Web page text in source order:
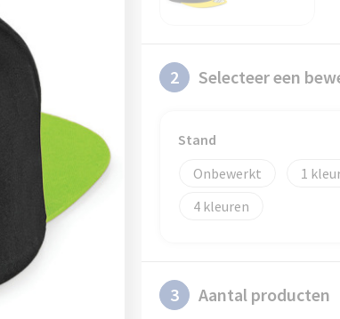
2 Selecteer een
Stand
Onbewerkt
1
4
3 Aantal producten